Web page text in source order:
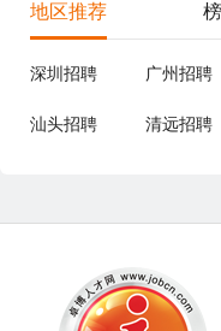
地区推荐
深圳招聘 广州招聘
汕头招聘 清远招聘